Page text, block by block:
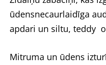
ūdensnecaurlaidīga
apdari un siltu, teddy
Mitruma un ūdens